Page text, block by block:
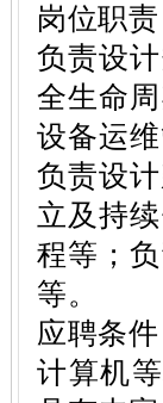
岗位职责
负责设
全生命
设备运
负责设
立及持
程等；
等。
应聘条件
计算机